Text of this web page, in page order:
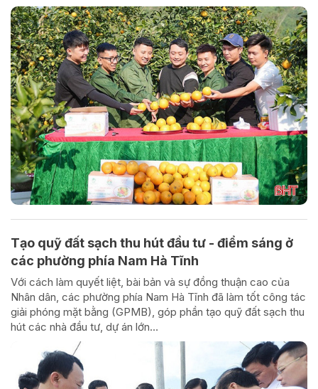
Tạo quỹ đất sạch thu hút đầu tư - điểm sáng ở
các phường phía Nam Hà Tĩnh
Với cách làm quyết liệt, bài bản và sự đồng thuận cao của
Nhân dân, các phường phía Nam Hà Tĩnh đã làm tốt công tác
giải phóng mặt bằng (GPMB), góp phần tạo quỹ đất sạch thu
hút các nhà đầu tư, dự án lớn…